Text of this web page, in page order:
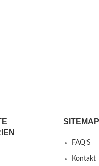
SITEMAP
FAQ’S
Kontakt